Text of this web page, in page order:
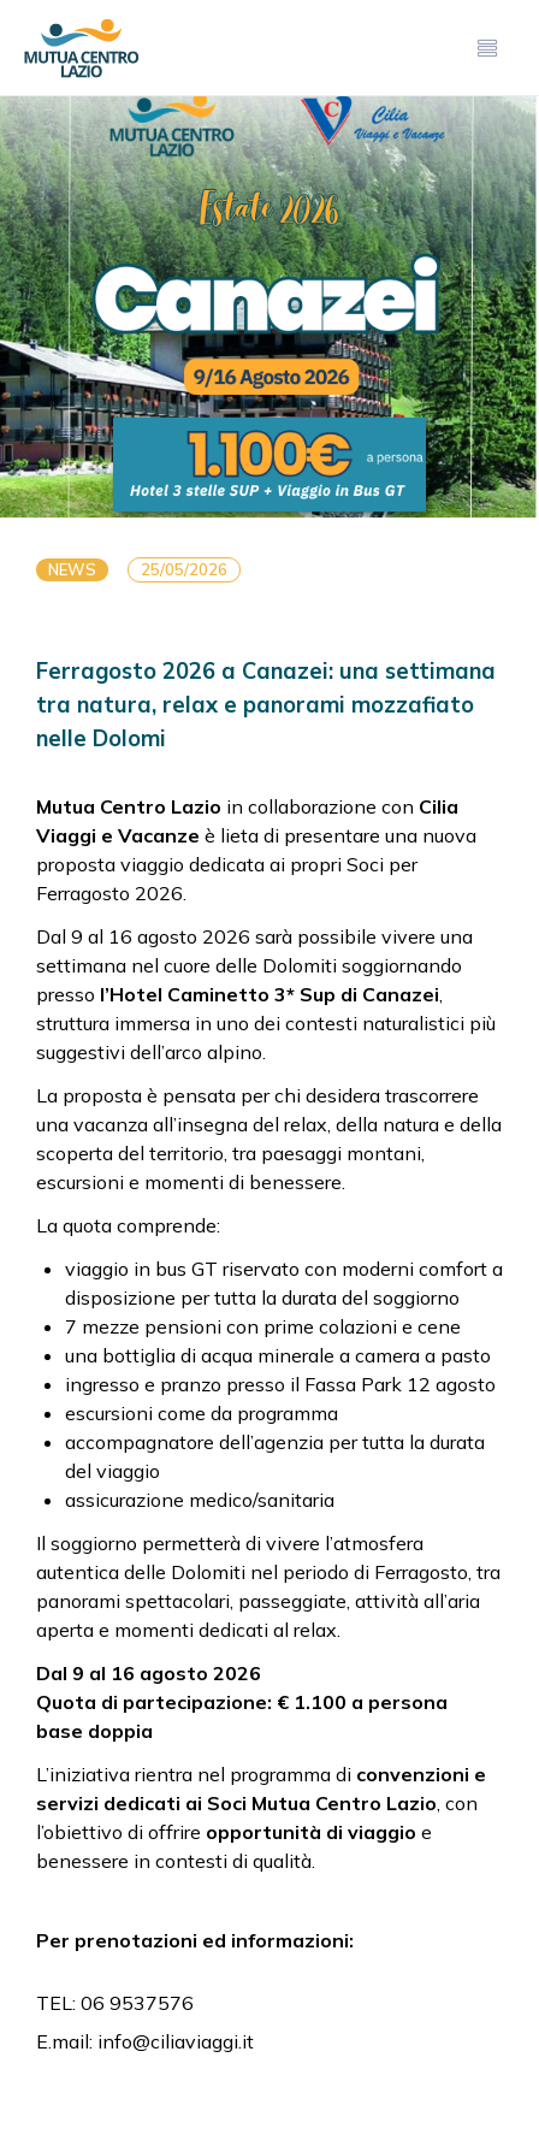
NEWS 25/05/2026
Ferragosto 2026 a Canazei: una settimana
tra natura, relax e panorami mozzafiato
nelle Dolomi
Mutua Centro Lazio in collaborazione con Cilia
Viaggi e Vacanze è lieta di presentare una nuova
proposta viaggio dedicata ai propri Soci per
Ferragosto 2026.
Dal 9 al 16 agosto 2026 sarà possibile vivere una
settimana nel cuore delle Dolomiti soggiornando
presso l’Hotel Caminetto 3* Sup di Canazei,
struttura immersa in uno dei contesti naturalistici più
suggestivi dell’arco alpino.
La proposta è pensata per chi desidera trascorrere
una vacanza all’insegna del relax, della natura e della
scoperta del territorio, tra paesaggi montani,
escursioni e momenti di benessere.
La quota comprende:
viaggio in bus GT riservato con moderni comfort a
disposizione per tutta la durata del soggiorno
7 mezze pensioni con prime colazioni e cene
una bottiglia di acqua minerale a camera a pasto
ingresso e pranzo presso il Fassa Park 12 agosto
escursioni come da programma
accompagnatore dell’agenzia per tutta la durata
del viaggio
assicurazione medico/sanitaria
Il soggiorno permetterà di vivere l’atmosfera
autentica delle Dolomiti nel periodo di Ferragosto, tra
panorami spettacolari, passeggiate, attività all’aria
aperta e momenti dedicati al relax.
Dal 9 al 16 agosto 2026
Quota di partecipazione: € 1.100 a persona
base doppia
L’iniziativa rientra nel programma di convenzioni e
servizi dedicati ai Soci Mutua Centro Lazio, con
l’obiettivo di offrire opportunità di viaggio e
benessere in contesti di qualità.
Per prenotazioni ed informazioni:
TEL: 06 9537576
E.mail: info@ciliaviaggi.it